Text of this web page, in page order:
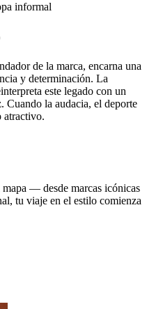
informal
de la marca, encarna una
y determinación. La
este legado con un
Cuando la audacia, el deporte
atractivo.
— desde marcas icónicas
tu viaje en el estilo comienza